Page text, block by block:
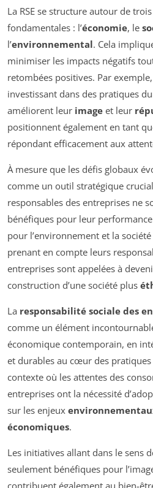
La RSE se structure autour de
fondamentales : l’économie, le
l’environnemental. Cela
minimiser les impacts négatifs
retombées positives. Par
investissant dans des pratiques
améliorent leur image et leur
positionnent également en tant
répondant efficacement aux
À mesure que les défis globaux
comme un outil stratégique
responsables des entreprises ne
bénéfiques pour leur
pour l’environnement et la
prenant en compte leurs
entreprises sont appelées à
construction d’une société plus
La responsabilité sociale des
comme un élément
économique contemporain, en
et durables au cœur des
contexte où les attentes des
entreprises ont la nécessité
sur les enjeux
économiques.
Les initiatives allant dans le sens
seulement bénéfiques pour